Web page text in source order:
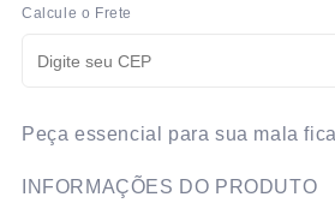
viagem
Linho
G
G
Calcule o Frete
Peça essencial para sua mala
INFORMAÇÕES DO PRODUTO